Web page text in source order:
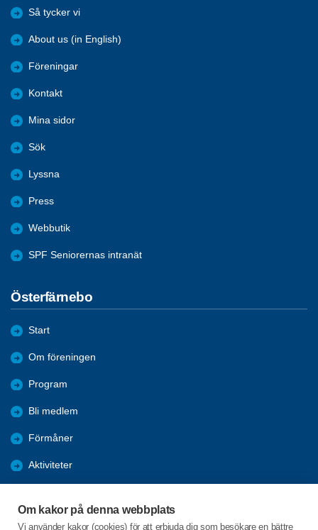
Om kakor på denna webbplats
Vi använder kakor (cookies) för att erbjuda dig som besökare en bättre
Så tycker vi
About us (in English)
Föreningar
Kontakt
Mina sidor
Sök
Lyssna
Press
Webbutik
SPF Seniorernas intranät
Österfärnebo
Start
Om föreningen
Program
Bli medlem
Förmåner
Aktiviteter
Bildgalleri